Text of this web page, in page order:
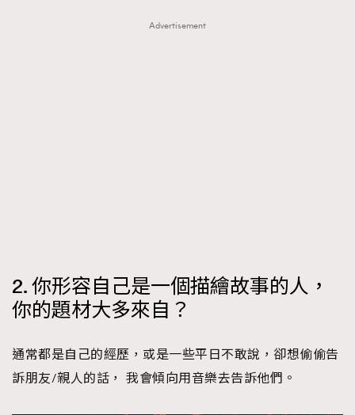
Advertisement
2. 你形容自己是一個描繪故事的人，
你的題材大多來自？
通常都是自己的經歷，或是一些平日不敢說，卻想偷偷告
訴朋友/親人的話， 我會傾向用音樂去告訴他們。